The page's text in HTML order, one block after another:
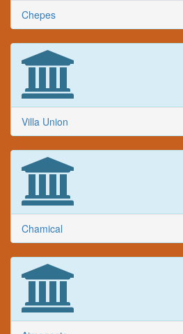
Chepes
Villa Union
Chamical